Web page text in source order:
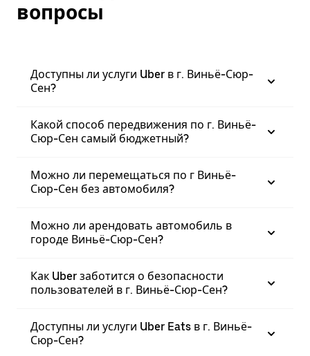
вопросы
Доступны ли услуги Uber в г. Виньё-Сюр-
Сен?
Какой способ передвижения по г. Виньё-
Сюр-Сен самый бюджетный?
Можно ли перемещаться по г Виньё-
Сюр-Сен без автомобиля?
Можно ли арендовать автомобиль в
городе Виньё-Сюр-Сен?
Как Uber заботится о безопасности
пользователей в г. Виньё-Сюр-Сен?
Доступны ли услуги Uber Eats в г. Виньё-
Сюр-Сен?